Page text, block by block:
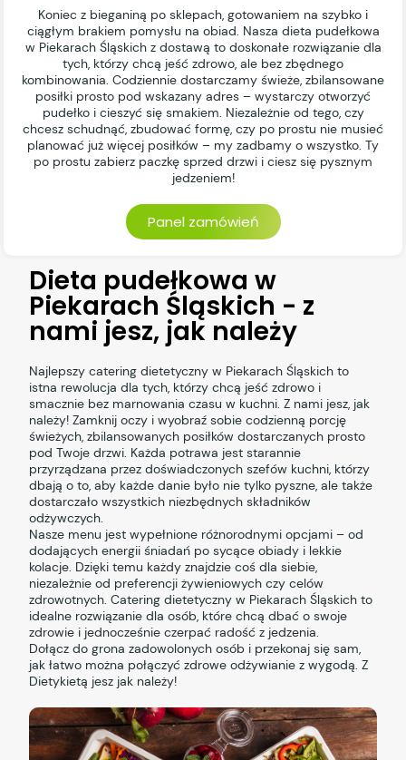
Koniec z bieganiną po sklepach, gotowaniem na szybko i
ciągłym brakiem pomysłu na obiad. Nasza dieta pudełkowa
w Piekarach Śląskich z dostawą to doskonałe rozwiązanie dla
tych, którzy chcą jeść zdrowo, ale bez zbędnego
kombinowania. Codziennie dostarczamy świeże, zbilansowane
posiłki prosto pod wskazany adres – wystarczy otworzyć
pudełko i cieszyć się smakiem. Niezależnie od tego, czy
chcesz schudnąć, zbudować formę, czy po prostu nie musieć
planować już więcej posiłków – my zadbamy o wszystko. Ty
po prostu zabierz paczkę sprzed drzwi i ciesz się pysznym
jedzeniem!
Panel zamówień
Dieta pudełkowa w
Piekarach Śląskich - z
nami jesz, jak należy
Najlepszy catering dietetyczny w Piekarach Śląskich to
istna rewolucja dla tych, którzy chcą jeść zdrowo i
smacznie bez marnowania czasu w kuchni. Z nami jesz, jak
należy! Zamknij oczy i wyobraź sobie codzienną porcję
świeżych, zbilansowanych posiłków dostarczanych prosto
pod Twoje drzwi. Każda potrawa jest starannie
przyrządzana przez doświadczonych szefów kuchni, którzy
dbają o to, aby każde danie było nie tylko pyszne, ale także
dostarczało wszystkich niezbędnych składników
odżywczych.
Nasze menu jest wypełnione różnorodnymi opcjami – od
dodających energii śniadań po sycące obiady i lekkie
kolacje. Dzięki temu każdy znajdzie coś dla siebie,
niezależnie od preferencji żywieniowych czy celów
zdrowotnych. Catering dietetyczny w Piekarach Śląskich to
idealne rozwiązanie dla osób, które chcą dbać o swoje
zdrowie i jednocześnie czerpać radość z jedzenia.
Dołącz do grona zadowolonych osób i przekonaj się sam,
jak łatwo można połączyć zdrowe odżywianie z wygodą. Z
Dietykietą jesz jak należy!